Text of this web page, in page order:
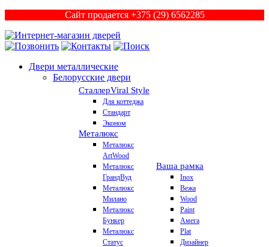
Сайт продается +375 (29) 6562285
Двери металлические
Белорусские двери
СталлерViral Style
Для коттеджа
Стандарт
Эконом
Металюкс
Металюкс
ArtWood
Металюкс
ГрандВуд
Металюкс
Милано
Металюкс
Бункер
Металюкс
Статус
Ваша рамка
Inox
Вежа
Wood
Paint
Амега
Plat
Дизайнер